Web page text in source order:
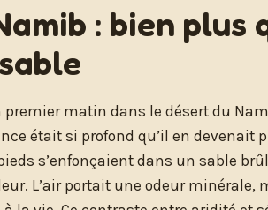
: bien plus
premier matin dans le désert du
était si profond qu’il en devenait
s’enfonçaient dans un sable
L’air portait une odeur minérale,